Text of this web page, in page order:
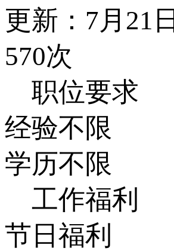
更新：7月21日
570次
职位要求
经验不限
学历不限
工作福利
节日福利